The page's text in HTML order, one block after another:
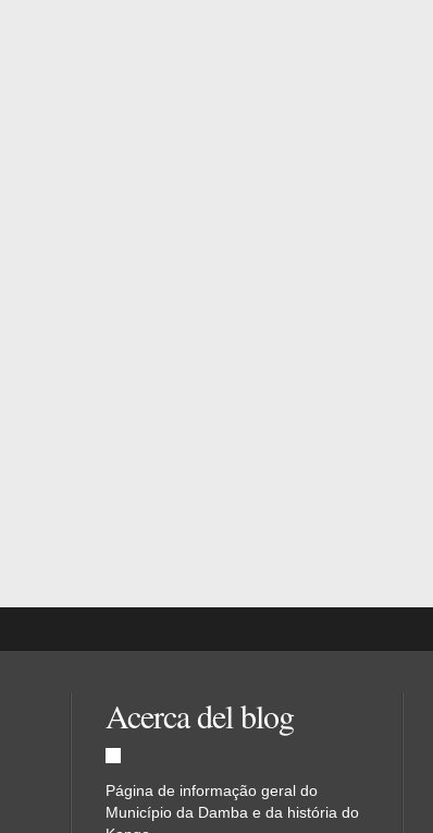
Acerca del blog
Página de informação geral do
Município da Damba e da história do